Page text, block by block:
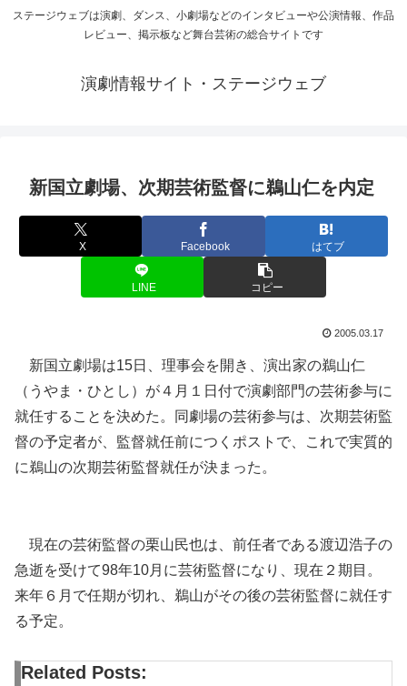
ステージウェブは演劇、ダンス、小劇場などのインタビューや公演情報、作品
レビュー、掲示板など舞台芸術の総合サイトです
演劇情報サイト・ステージウェブ
新国立劇場、次期芸術監督に鵜山仁を内定
X Facebook はてブ
LINE コピー
2005.03.17
新国立劇場は15日、理事会を開き、演出家の鵜山仁
（うやま・ひとし）が４月１日付で演劇部門の芸術参与に
就任することを決めた。同劇場の芸術参与は、次期芸術監
督の予定者が、監督就任前につくポストで、これで実質的
に鵜山の次期芸術監督就任が決まった。
現在の芸術監督の栗山民也は、前任者である渡辺浩子の
急逝を受けて98年10月に芸術監督になり、現在２期目。
来年６月で任期が切れ、鵜山がその後の芸術監督に就任す
る予定。
Related Posts: